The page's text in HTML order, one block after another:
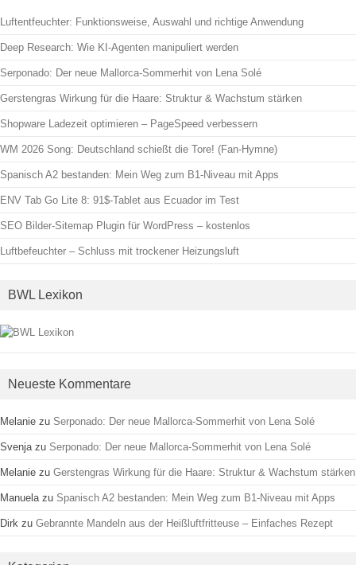
Luftentfeuchter: Funktionsweise, Auswahl und richtige Anwendung
Deep Research: Wie KI-Agenten manipuliert werden
Serponado: Der neue Mallorca-Sommerhit von Lena Solé
Gerstengras Wirkung für die Haare: Struktur & Wachstum stärken
Shopware Ladezeit optimieren – PageSpeed verbessern
WM 2026 Song: Deutschland schießt die Tore! (Fan-Hymne)
Spanisch A2 bestanden: Mein Weg zum B1-Niveau mit Apps
ENV Tab Go Lite 8: 91$-Tablet aus Ecuador im Test
SEO Bilder-Sitemap Plugin für WordPress – kostenlos
Luftbefeuchter – Schluss mit trockener Heizungsluft
BWL Lexikon
Neueste Kommentare
Melanie zu Serponado: Der neue Mallorca-Sommerhit von Lena Solé
Svenjazu Serponado: Der neue Mallorca-Sommerhit von Lena Solé
Melanie zu Gerstengras Wirkung für die Haare: Struktur & Wachstum stärken
Manuelazu Spanisch A2 bestanden: Mein Weg zum B1-Niveau mit Apps
Dirk zu Gebrannte Mandeln aus der Heißluftfritteuse – Einfaches Rezept